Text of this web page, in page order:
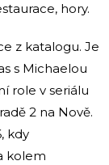
hory.
z katalogu. Je
s Michaelou
role v seriálu
2 na Nově.
kdy
kolem